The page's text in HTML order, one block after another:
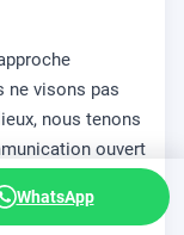
ne visons pas
nous tenons
ouvert
la
à
WhatsApp